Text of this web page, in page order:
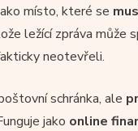
místo, které se
ležící zpráva může
neotevřeli.
schránka, ale
jako online